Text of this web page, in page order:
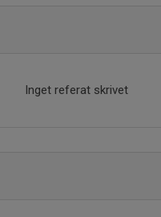
Inget referat skrivet